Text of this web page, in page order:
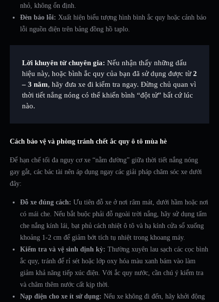
nhỏ, không ổn định.
Đèn báo lỗi: Xuất hiện biểu tượng hình bình ắc quy hoặc cảnh báo
lỗi nguồn điện trên bảng đồng hồ taplo.
Lời khuyên từ chuyên gia: Nếu nhận thấy những dấu
hiệu này, hoặc bình ắc quy của bạn đã sử dụng được từ2
– 3 năm, hãy đưa xe đi kiểm tra ngay. Đừng chủ quan vì
thời tiết nắng nóng có thể khiến bình “đột tử” bất cứ lúc
nào.
Cách bảo vệ và phòng tránh chết ắc quy ô tô mùa hè
Để hạn chế tối đa nguy cơ xe “nằm đường” giữa thời tiết nắng nóng
gay gắt, các bác tài nên áp dụng ngay các giải pháp chăm sóc xe dưới
đây:
Đỗ xe đúng cách: Ưu tiên đỗ xe ở nơi râm mát, dưới hầm hoặc nơi
có mái che. Nếu bắt buộc phải đỗ ngoài trời nắng, hãy sử dụng tấm
che nắng kính lái, bạt phủ cách nhiệt ô tô và hạ kính cửa sổ xuống
khoảng 1-2 cm để giảm bớt tích tụ nhiệt trong khoang máy.
Kiểm tra và vệ sinh định kỳ: Thường xuyên lau sạch các cọc bình
ắc quy, tránh để rỉ sét hoặc lớp oxy hóa màu xanh bám vào làm
giảm khả năng tiếp xúc điện. Với ắc quy nước, cần chú ý kiểm tra
và châm thêm nước cất kịp thời.
Nạp điện cho xe ít sử dụng: Nếu xe không đi đến, hãy khởi động